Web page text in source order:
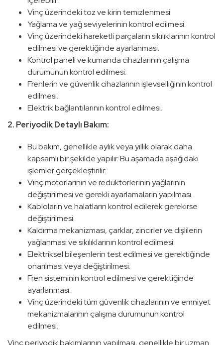
Vinç üzerindeki toz ve kirin temizlenmesi.
Yağlama ve yağ seviyelerinin kontrol edilmesi.
Vinç üzerindeki hareketli parçaların sıkılıklarının kontrol
edilmesi ve gerektiğinde ayarlanması.
Kontrol paneli ve kumanda cihazlarının çalışma
durumunun kontrol edilmesi.
Frenlerin ve güvenlik cihazlarının işlevselliğinin kontrol
edilmesi.
Elektrik bağlantılarının kontrol edilmesi.
2. Periyodik Detaylı Bakım:
Bu bakım, genellikle aylık veya yıllık olarak daha
kapsamlı bir şekilde yapılır. Bu aşamada aşağıdaki
işlemler gerçekleştirilir:
Vinç motorlarının ve redüktörlerinin yağlarının
değiştirilmesi ve gerekli ayarlamaların yapılması.
Kabloların ve halatların kontrol edilerek gerekirse
değiştirilmesi.
Kaldırma mekanizması, çarklar, zincirler ve dişlilerin
yağlanması ve sıkılıklarının kontrol edilmesi.
Elektriksel bileşenlerin test edilmesi ve gerektiğinde
onarılması veya değiştirilmesi.
Fren sisteminin kontrol edilmesi ve gerektiğinde
ayarlanması.
Vinç üzerindeki tüm güvenlik cihazlarının ve emniyet
mekanizmalarının çalışma durumunun kontrol
edilmesi.